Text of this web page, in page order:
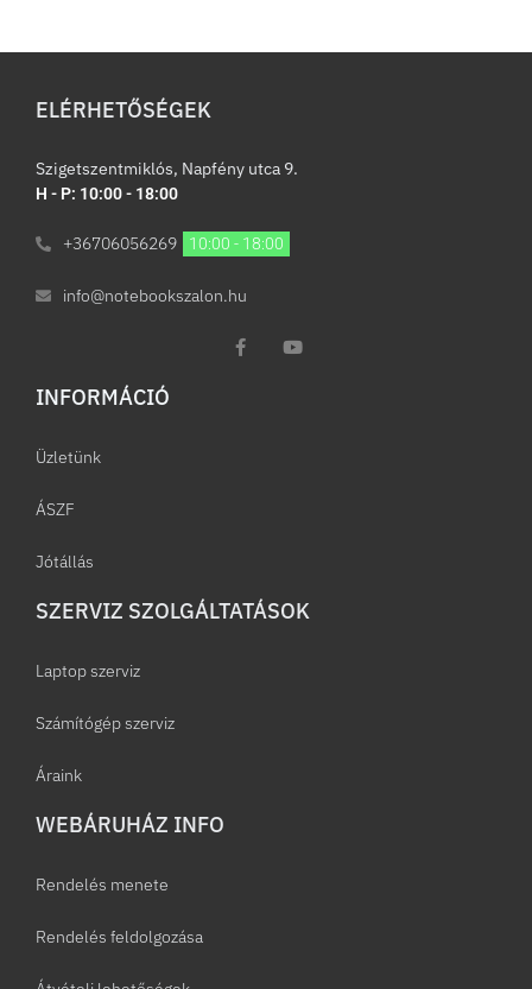
ELÉRHETŐSÉGEK
Szigetszentmiklós, Napfény utca 9.
H - P: 10:00 - 18:00
+36706056269 10:00 - 18:00
info@notebookszalon.hu
INFORMÁCIÓ​
Üzletünk
ÁSZF
Jótállás
SZERVIZ SZOLGÁLTATÁSOK
Laptop szerviz
Számítógép szerviz
Áraink
WEBÁRUHÁZ INFO
Rendelés menete
Rendelés feldolgozása